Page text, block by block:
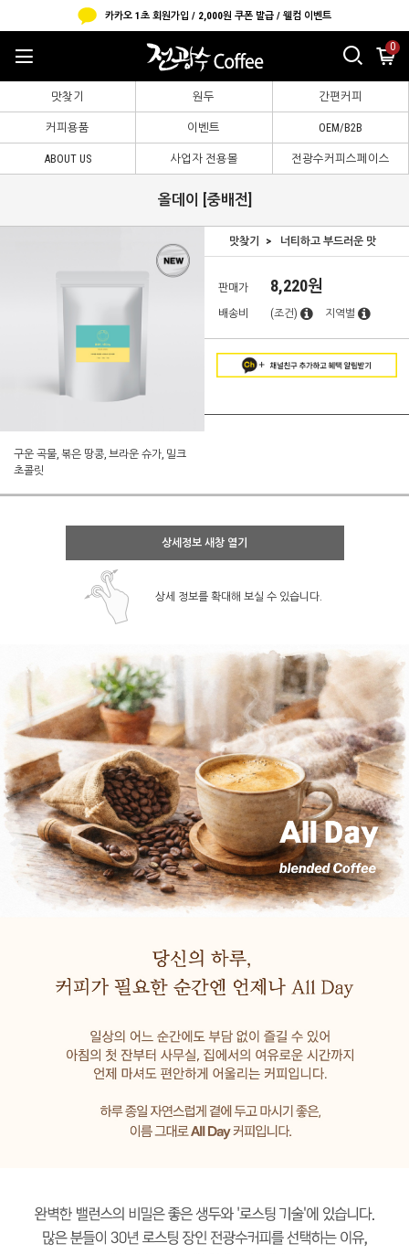
카카오 1초 회원가입 / 2,000원 쿠폰 발급 / 웰컴 이벤트
0
맛찾기 원두 간편커피
커피용품 이벤트 OEM/B2B
ABOUT US 사업자 전용몰 전광수커피스페이스
올데이 [중배전]
구운 곡물, 볶은 땅콩, 브라운 슈가, 밀크
초콜릿
맛찾기 너티하고 부드러운 맛
판매가 8,220원
배송비 (조건) 지역별
상세정보 새창 열기
상세 정보를 확대해 보실 수 있습니다.